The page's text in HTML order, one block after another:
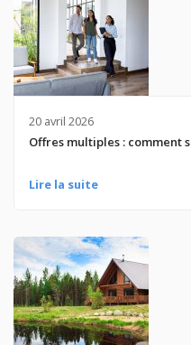
20 avril 2026
Offres multiples : comment
Lire la suite